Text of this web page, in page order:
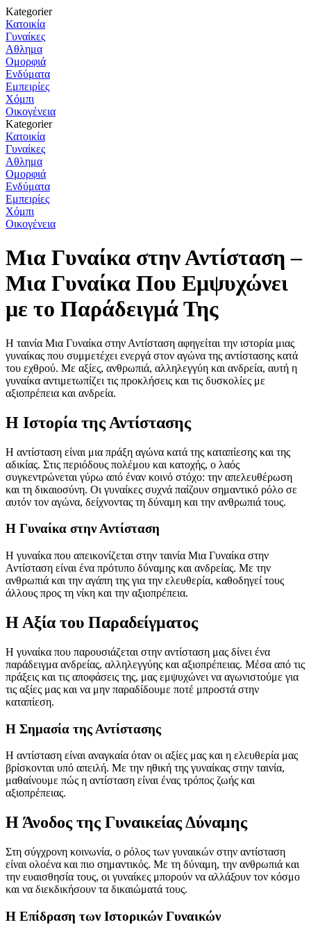
Kategorier
Κατοικία
Γυναίκες
Αθλημα
Ομορφιά
Ενδύματα
Εμπειρίες
Χόμπι
Οικογένεια
Kategorier
Κατοικία
Γυναίκες
Αθλημα
Ομορφιά
Ενδύματα
Εμπειρίες
Χόμπι
Οικογένεια
Μια Γυναίκα στην Αντίσταση –
Μια Γυναίκα Που Εμψυχώνει
με το Παράδειγμά Της
Η ταινία Μια Γυναίκα στην Αντίσταση αφηγείται την ιστορία μιας
γυναίκας που συμμετέχει ενεργά στον αγώνα της αντίστασης κατά
του εχθρού. Με αξίες, ανθρωπιά, αλληλεγγύη και ανδρεία, αυτή η
γυναίκα αντιμετωπίζει τις προκλήσεις και τις δυσκολίες με
αξιοπρέπεια και ανδρεία.
Η Ιστορία της Αντίστασης
Η αντίσταση είναι μια πράξη αγώνα κατά της καταπίεσης και της
αδικίας. Στις περιόδους πολέμου και κατοχής, ο λαός
συγκεντρώνεται γύρω από έναν κοινό στόχο: την απελευθέρωση
και τη δικαιοσύνη. Οι γυναίκες συχνά παίζουν σημαντικό ρόλο σε
αυτόν τον αγώνα, δείχνοντας τη δύναμη και την ανθρωπιά τους.
Η Γυναίκα στην Αντίσταση
Η γυναίκα που απεικονίζεται στην ταινία Μια Γυναίκα στην
Αντίσταση είναι ένα πρότυπο δύναμης και ανδρείας. Με την
ανθρωπιά και την αγάπη της για την ελευθερία, καθοδηγεί τους
άλλους προς τη νίκη και την αξιοπρέπεια.
Η Αξία του Παραδείγματος
Η γυναίκα που παρουσιάζεται στην αντίσταση μας δίνει ένα
παράδειγμα ανδρείας, αλληλεγγύης και αξιοπρέπειας. Μέσα από τις
πράξεις και τις αποφάσεις της, μας εμψυχώνει να αγωνιστούμε για
τις αξίες μας και να μην παραδίδουμε ποτέ μπροστά στην
καταπίεση.
Η Σημασία της Αντίστασης
Η αντίσταση είναι αναγκαία όταν οι αξίες μας και η ελευθερία μας
βρίσκονται υπό απειλή. Με την ηθική της γυναίκας στην ταινία,
μαθαίνουμε πώς η αντίσταση είναι ένας τρόπος ζωής και
αξιοπρέπειας.
Η Άνοδος της Γυναικείας Δύναμης
Στη σύγχρονη κοινωνία, ο ρόλος των γυναικών στην αντίσταση
είναι ολοένα και πιο σημαντικός. Με τη δύναμη, την ανθρωπιά και
την ευαισθησία τους, οι γυναίκες μπορούν να αλλάξουν τον κόσμο
και να διεκδικήσουν τα δικαιώματά τους.
Η Επίδραση των Ιστορικών Γυναικών